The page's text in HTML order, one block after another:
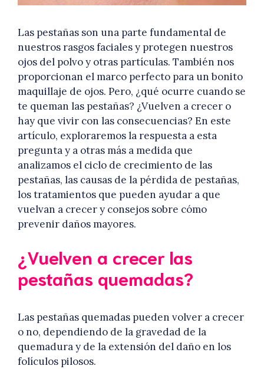
Las pestañas son una parte fundamental de
nuestros rasgos faciales y protegen nuestros
ojos del polvo y otras partículas. También nos
proporcionan el marco perfecto para un bonito
maquillaje de ojos. Pero, ¿qué ocurre cuando se
te queman las pestañas? ¿Vuelven a crecer o
hay que vivir con las consecuencias? En este
artículo, exploraremos la respuesta a esta
pregunta y a otras más a medida que
analizamos el ciclo de crecimiento de las
pestañas, las causas de la pérdida de pestañas,
los tratamientos que pueden ayudar a que
vuelvan a crecer y consejos sobre cómo
prevenir daños mayores.
¿Vuelven a crecer las
pestañas quemadas?
Las pestañas quemadas pueden volver a crecer
o no, dependiendo de la gravedad de la
quemadura y de la extensión del daño en los
folículos pilosos.